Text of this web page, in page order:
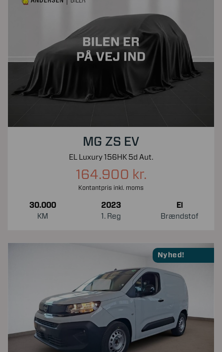
MG ZS EV
EL Luxury 156HK 5d Aut.
164.900 kr.
Kontantpris inkl. moms
30.000
KM
2023
1. Reg
El
Brændstof
Nyhed!